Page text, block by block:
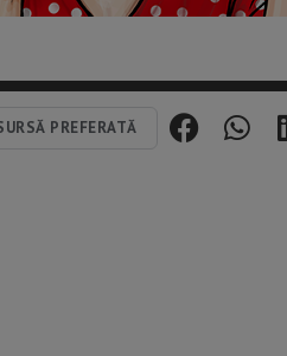
PREFERATĂ